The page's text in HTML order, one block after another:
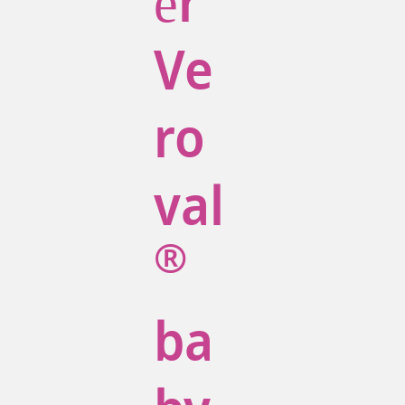
Ve
ro
val
®
ba